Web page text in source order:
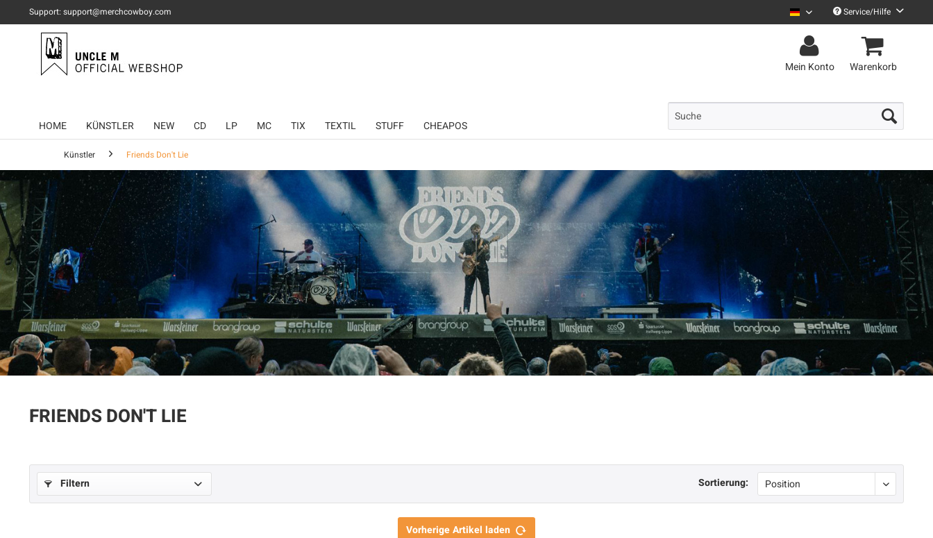
Support: support@merchcowboy.com Uncle M DeutschService/Hilfe
Mein Konto Warenkorb
HOME KÜNSTLER NEW CD LP MC TIX TEXTIL STUFF CHEAPOS
Künstler Friends Don't Lie
FRIENDS DON'T LIE
Filtern Sortierung:
Vorherige Artikel laden